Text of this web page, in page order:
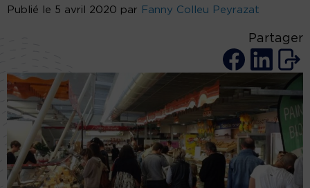
Publié le 5 avril 2020 par Fanny Colleu Peyrazat
Partager